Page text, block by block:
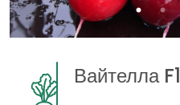
Вайтелла F1